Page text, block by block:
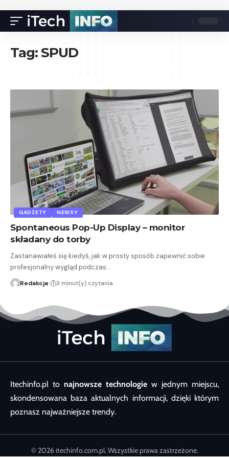
Tag:SPUD
GADŻETY NEWSY
Spontaneous Pop-Up Display – monitor
składany do torby
Zastanawiałeś się kiedyś, jak w prosty sposób zapewnić sobie
profesjonalny wygląd podczas…
Redakcja 3 minut(y) czytania
Itechinfo.pl to najnowsze technologie w jednym miejscu,
skondensowana baza aktualnych informacji, dzięki którym
poznasz najważniejsze trendy.
© 2026 itechinfo.com.pl. Wszystkie prawa zastrzeżone.